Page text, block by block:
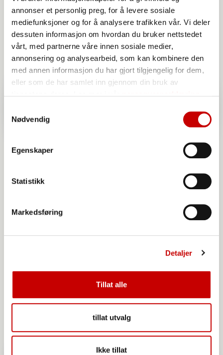
annonser et personlig preg, for å levere sosiale
mediefunksjoner og for å analysere trafikken vår. Vi deler
dessuten informasjon om hvordan du bruker nettstedet
vårt, med partnerne våre innen sosiale medier,
annonsering og analysearbeid, som kan kombinere den
med annen informasjon du har gjort tilgjengelig for dem,
eller som de har samlet inn gjennom din bruk av
Nødvendig
Egenskaper
Statistikk
Markedsføring
Detaljer
Tillat alle
tillat utvalg
Ikke tillat